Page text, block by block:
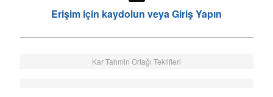
Erişim için kaydolun veya Giriş Yapın
Kar Tahmin Ortağı Teklifleri